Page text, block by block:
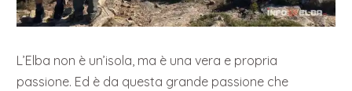
L’Elba non è un’isola, ma è una vera e propria
passione. Ed è da questa grande passione che